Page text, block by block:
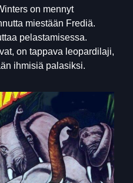
on mennyt
miestään Frediä.
pelastamisessa.
on tappava leopardilaji,
ihmisiä palasiksi.